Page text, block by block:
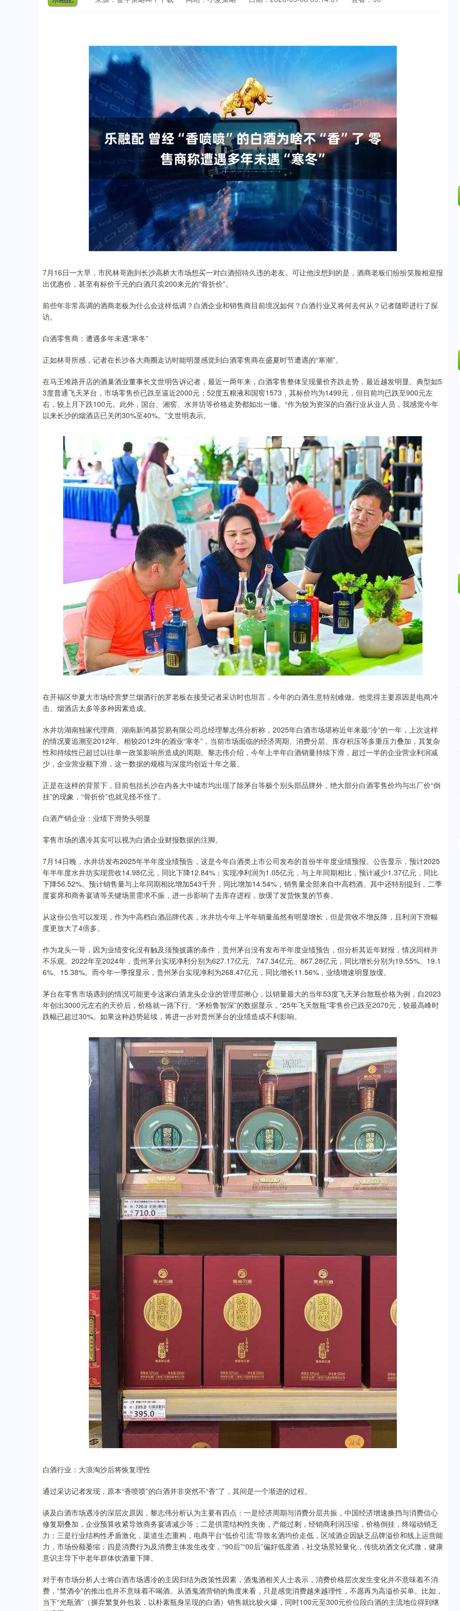
7月16日一大早，市民林哥跑到长沙高桥大市场想买一对白酒招待久违的老友。可让他没想到的是，酒商老板们纷纷笑脸相迎报
出优惠价，甚至有标价千元的白酒只卖200来元的“骨折价”。
前些年非常高调的酒商老板为什么会这样低调？白酒企业和销售商目前境况如何？白酒行业又将何去何从？记者随即进行了探
访。
白酒零售商：遭遇多年未遇“寒冬”
正如林哥所感，记者在长沙各大商圈走访时能明显感觉到白酒零售商在盛夏时节遭遇的“寒潮”。
在马王堆路开店的酒巢酒业董事长文世明告诉记者，最近一两年来，白酒零售整体呈现量价齐跌走势，最近越发明显。典型如5
3度普通飞天茅台，市场零售价已跌至逼近2000元；52度五粮液和国窖1573，其标价均为1499元，但目前均已跌至900元左
右，较上月下跌100元。此外，国台、湘窖、水井坊等价格走势都如出一辙。“作为较为资深的白酒行业从业人员，我感觉今年
以来长沙的烟酒店已关闭30%至40%。”文世明表示。
在开福区华夏大市场经营梦兰烟酒行的罗老板在接受记者采访时也坦言，今年的白酒生意特别难做。他觉得主要原因是电商冲
击、烟酒店太多等多种因素造成。
水井坊湖南独家代理商、湖南新鸿基贸易有限公司总经理黎志伟分析称，2025年白酒市场堪称近年来最“冷”的一年，上次这样
的情况要追溯至2012年。相较2012年的酒业“寒冬”，当前市场面临的经济周期、消费分层、库存积压等多重压力叠加，其复杂
性和持续性已超过以往单一政策影响所造成的周期。黎志伟介绍，今年上半年白酒销量持续下滑，超过一半的企业营业利润减
少，企业营业额下滑，这一数据的规模与深度均创近十年之最。
正是在这样的背景下，目前包括长沙在内各大中城市均出现了除茅台等极个别头部品牌外，绝大部分白酒零售价均与出厂价“倒
挂”的现象，“骨折价”也就见怪不怪了。
白酒产销企业：业绩下滑势头明显
零售市场的遇冷其实可以视为白酒企业财报数据的注脚。
7月14日晚，水井坊发布2025年半年度业绩预告，这是今年白酒类上市公司发布的首份半年度业绩预报。公告显示，预计2025
年半年度水井坊实现营收14.98亿元，同比下降12.84%；实现净利润为1.05亿元，与上年同期相比，预计减少1.37亿元，同比
下降56.52%。预计销售量与上年同期相比增加543千升，同比增加14.54%，销售量全部来自中高档酒。其中还特别提到，二季
度宴席和商务宴请等关键场景需求不振，进一步影响了去库存进程，放缓了发货恢复的节奏。
从这份公告可以发现，作为中高档白酒品牌代表，水井坊今年上半年销量虽然有明显增长，但是营收不增反降，且利润下滑幅
度更放大了4倍多。
作为龙头一哥，因为业绩变化没有触及须预披露的条件，贵州茅台没有发布半年度业绩预告，但分析其近年财报，情况同样并
不乐观。2022年至2024年，贵州茅台实现净利分别为627.17亿元、747.34亿元、867.28亿元，同比增长分别为19.55%、19.1
6%、15.38%。而今年一季报显示，贵州茅台实现净利为268.47亿元，同比增长11.56%，业绩增速明显放缓。
茅台在零售市场遇到的情况可能更令这家白酒龙头企业的管理层揪心，以销量最大的当年53度飞天茅台散瓶价格为例，自2023
年创出3000元左右的天价后，价格就一路下行。“茅粉鲁智深”的数据显示，“25年飞天散瓶”零售价已跌至2070元，较最高峰时
跌幅已超过30%。如果这种趋势延续，将进一步对贵州茅台的业绩造成不利影响。
白酒行业：大浪淘沙后将恢复理性
通过采访记者发现，原本“香喷喷”的白酒并非突然不“香”了，其间是一个渐进的过程。
谈及白酒市场遇冷的深层次原因，黎志伟分析认为主要有四点：一是经济周期与消费分层共振，中国经济增速换挡与消费信心
修复期叠加，企业预算收紧导致商务宴请减少等；二是供需结构性失衡，产能过剩，经销商利润压缩，价格倒挂，终端动销乏
力；三是行业结构性矛盾激化，渠道生态重构，电商平台“低价引流”导致名酒均价走低，区域酒企因缺乏品牌溢价和线上运营能
力，市场份额萎缩；四是消费行为及消费主体发生改变，“90后”“00后”偏好低度酒，社交场景轻量化，传统劝酒文化式微，健康
意识主导下中老年群体饮酒量下降。
对于有市场分析人士将白酒市场遇冷的主因归结为政策性因素，酒鬼酒相关人士表示，消费价格层次发生变化并不意味着不消
费，“禁酒令”的推出也并不意味着不喝酒。从酒鬼酒营销的角度来看，只是感觉消费越来越理性，不愿再为高溢价买单。比如，
当下“光瓶酒”（摒弃繁复外包装，以朴素瓶身呈现的白酒）销售就比较火爆，同时100元至300元价位段白酒的主流地位得到继
深证成指 14110.12 -34.08 -0.24% 沪深300 4651.31 -6.85